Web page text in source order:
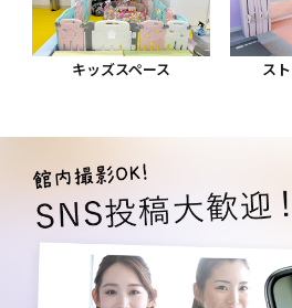
キッズスペース ス